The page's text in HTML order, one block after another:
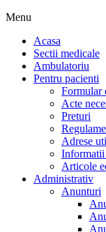
Menu
Acasa
Sectii medicale
Ambulatoriu
Pentru pacienti
Formular
Acte
Preturi
Adrese
Articole
Administrativ
Anunturi